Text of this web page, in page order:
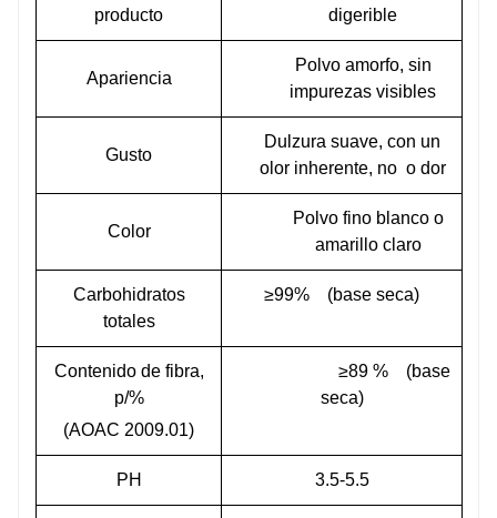
producto
digerible
Apariencia
Polvo amorfo, sin
impurezas visibles
Gusto
Dulzura suave, con un
olor inherente, no o dor
Color
Polvo fino blanco o
amarillo claro
Carbohidratos
totales
≥99% (base seca)
Contenido de fibra,
p/%
(AOAC 2009.01)
≥89 %
(base
seca)
PH 3.5-5.5